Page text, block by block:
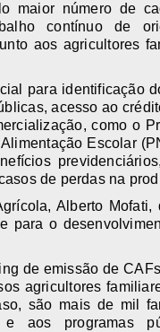
maior número de
contínuo de
aos agricultores
para identificação
acesso ao
como o
Escolar
de perdas na
Alberto Mofati,
para o
de emissão de
agricultores
são mais de mil
aos programas